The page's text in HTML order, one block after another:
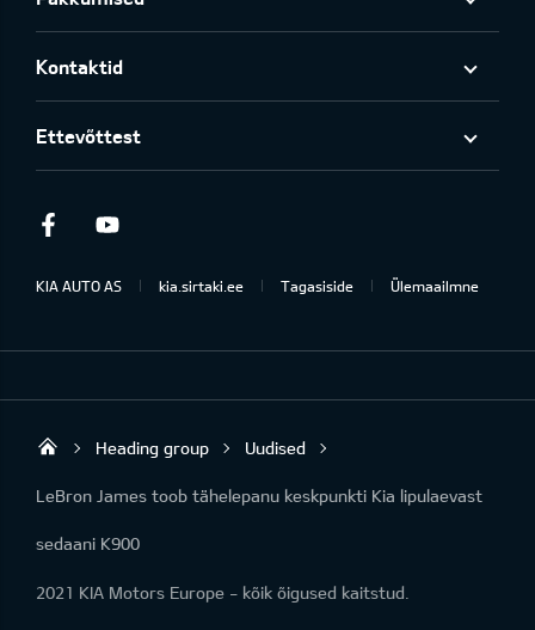
Kontaktid
Ettevõttest
Facebook
KIA AUTO AS kia.sirtaki.ee Tagasiside Ülemaailmne
Sirtaki OÜ
Heading group Uudised
LeBron James toob tähelepanu keskpunkti Kia lipulaevast
sedaani K900
2021 KIA Motors Europe - kõik õigused kaitstud.